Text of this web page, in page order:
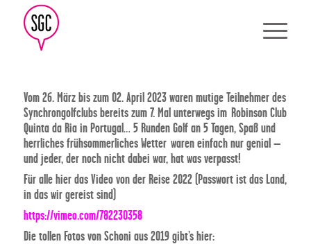
Vom 26. März bis zum 02. April 2023 waren mutige Teilnehmer des
Synchrongolfclubs bereits zum 7. Mal unterwegs im Robinson Club
Quinta da Ria in Portugal… 5 Runden Golf an 5 Tagen, Spaß und
herrliches frühsommerliches Wetter waren einfach nur genial –
und jeder, der noch nicht dabei war, hat was verpasst!
Für alle hier das Video von der Reise 2022 (Passwort ist das Land,
in das wir gereist sind)
https://vimeo.com/782230358
Die tollen Fotos von Schoni aus 2019 gibt’s hier: